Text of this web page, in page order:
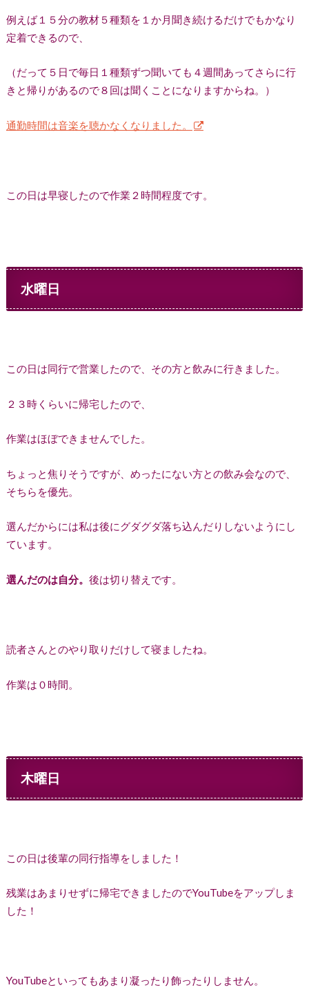
例えば１５分の教材５種類を１か月聞き続けるだけでもかなり
定着できるので、
（だって５日で毎日１種類ずつ聞いても４週間あってさらに行
きと帰りがあるので８回は聞くことになりますからね。）
通勤時間は音楽を聴かなくなりました。
この日は早寝したので作業２時間程度です。
水曜日
この日は同行で営業したので、その方と飲みに行きました。
２３時くらいに帰宅したので、
作業はほぼできませんでした。
ちょっと焦りそうですが、めったにない方との飲み会なので、
そちらを優先。
選んだからには私は後にグダグダ落ち込んだりしないようにし
ています。
選んだのは自分。 後は切り替えです。
読者さんとのやり取りだけして寝ましたね。
作業は０時間。
木曜日
この日は後輩の同行指導をしました！
残業はあまりせずに帰宅できましたのでYouTubeをアップしま
した！
YouTubeといってもあまり凝ったり飾ったりしません。